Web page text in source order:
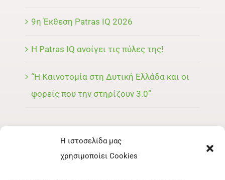
Η ιστοσελίδα μας
χρησιμοποίει Cookies
9η Έκθεση Patras IQ 2026
Η Patras IQ ανοίγει τις πύλες της!
“Η Καινοτομία στη Δυτική Ελλάδα και οι
φορείς που την στηρίζουν 3.0”